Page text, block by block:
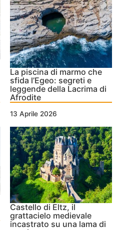
La piscina di marmo che
sfida l’Egeo: segreti e
leggende della Lacrima di
Afrodite
13 Aprile 2026
Castello di Eltz, il
grattacielo medievale
incastrato su una lama di